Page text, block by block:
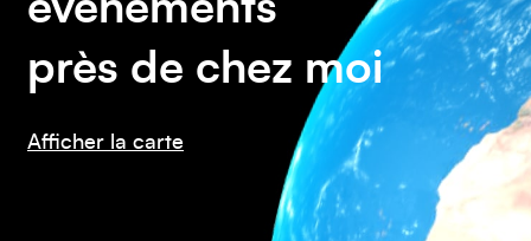
événements
près de chez moi
Afficher la carte
Asie